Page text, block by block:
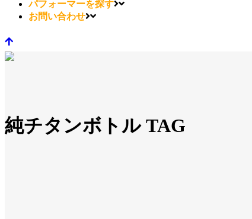
パフォーマーを探す
お問い合わせ
純チタンボトル TAG